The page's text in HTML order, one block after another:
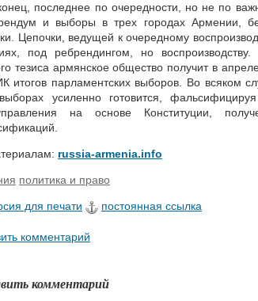
последнее по очередности, но не по
и выборы в трех городах Армении,
Цепочки, ведущей к очередному
под ребрендингом, но
тезиса армянское общество получит в
итогов парламентских выборов. Во всяком
усиленно готовится,
на основе Конституции,
russia-armenia.info
политика и право
для печати постоянная ссылка
комментарий
комментарий